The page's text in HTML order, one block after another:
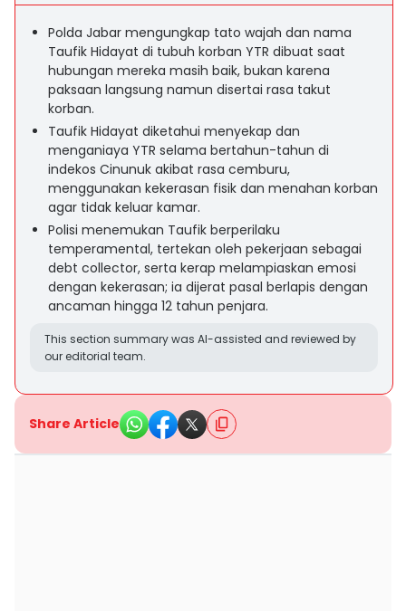
Polda Jabar mengungkap tato wajah dan nama
Taufik Hidayat di tubuh korban YTR dibuat saat
hubungan mereka masih baik, bukan karena
paksaan langsung namun disertai rasa takut
korban.
Taufik Hidayat diketahui menyekap dan
menganiaya YTR selama bertahun-tahun di
indekos Cinunuk akibat rasa cemburu,
menggunakan kekerasan fisik dan menahan korban
agar tidak keluar kamar.
Polisi menemukan Taufik berperilaku
temperamental, tertekan oleh pekerjaan sebagai
debt collector, serta kerap melampiaskan emosi
dengan kekerasan; ia dijerat pasal berlapis dengan
ancaman hingga 12 tahun penjara.
This section summary was AI-assisted and reviewed by
our editorial team.
Share Article